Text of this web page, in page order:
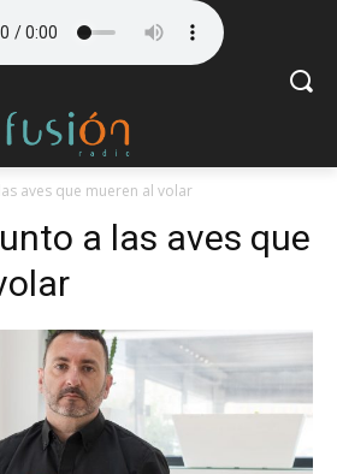
aves que mueren al volar
a las aves que